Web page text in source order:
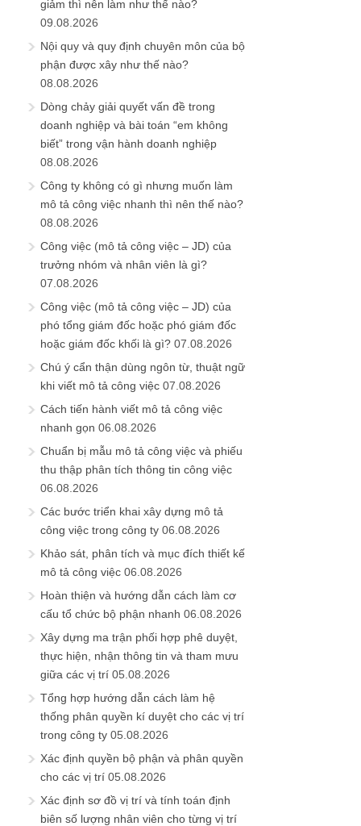
giảm thì nên làm như thế nào?
09.08.2026
Nội quy và quy định chuyên môn của bộ
phận được xây như thế nào?
08.08.2026
Dòng chảy giải quyết vấn đề trong
doanh nghiệp và bài toán “em không
biết” trong vận hành doanh nghiệp
08.08.2026
Công ty không có gì nhưng muốn làm
mô tả công việc nhanh thì nên thế nào?
08.08.2026
Công việc (mô tả công việc – JD) của
trưởng nhóm và nhân viên là gì?
07.08.2026
Công việc (mô tả công việc – JD) của
phó tổng giám đốc hoặc phó giám đốc
hoặc giám đốc khối là gì? 07.08.2026
Chú ý cẩn thận dùng ngôn từ, thuật ngữ
khi viết mô tả công việc 07.08.2026
Cách tiến hành viết mô tả công việc
nhanh gọn 06.08.2026
Chuẩn bị mẫu mô tả công việc và phiếu
thu thập phân tích thông tin công việc
06.08.2026
Các bước triển khai xây dựng mô tả
công việc trong công ty 06.08.2026
Khảo sát, phân tích và mục đích thiết kế
mô tả công việc 06.08.2026
Hoàn thiện và hướng dẫn cách làm cơ
cấu tổ chức bộ phận nhanh 06.08.2026
Xây dựng ma trận phối hợp phê duyệt,
thực hiện, nhận thông tin và tham mưu
giữa các vị trí 05.08.2026
Tổng hợp hướng dẫn cách làm hệ
thống phân quyền kí duyệt cho các vị trí
trong công ty 05.08.2026
Xác định quyền bộ phận và phân quyền
cho các vị trí 05.08.2026
Xác định sơ đồ vị trí và tính toán định
biên số lượng nhân viên cho từng vị trí